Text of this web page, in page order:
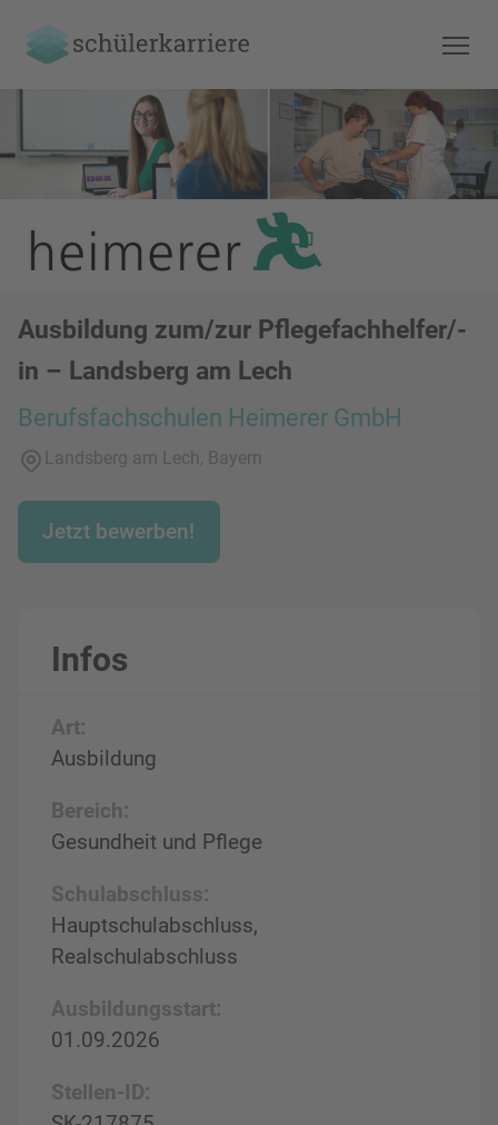
Ausbildung zum/zur Pflegefachhelfer/-
in – Landsberg am Lech
Berufsfachschulen Heimerer GmbH
Landsberg am Lech, Bayern
Jetzt bewerben!
Infos
Art:
Ausbildung
Bereich:
Gesundheit und Pflege
Schulabschluss:
Hauptschulabschluss,
Realschulabschluss
Ausbildungsstart:
01.09.2026
Stellen-ID: